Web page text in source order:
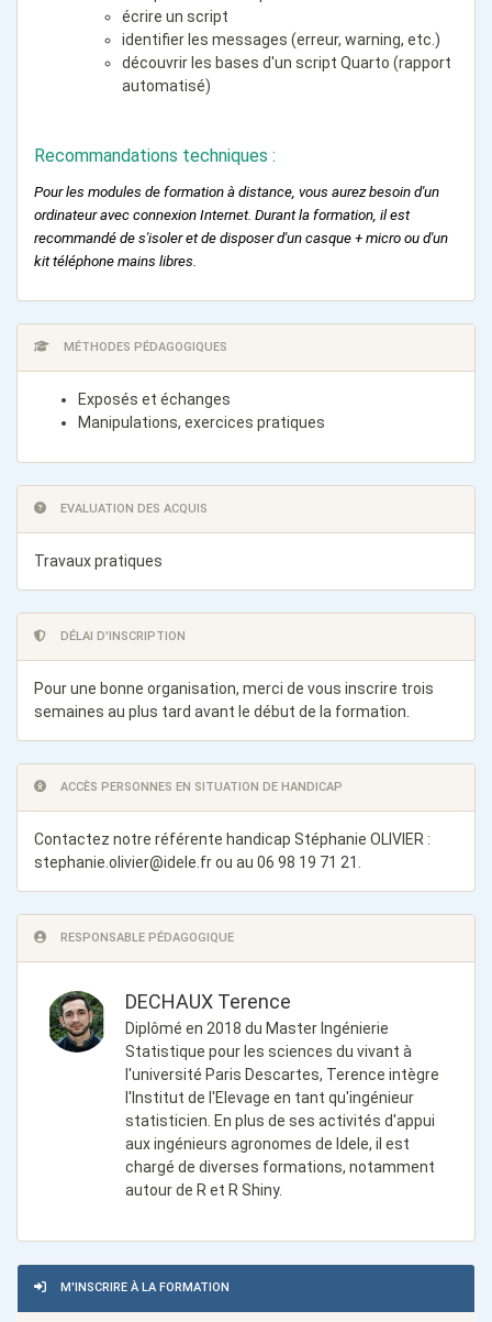
écrire un script
identifier les messages (erreur, warning, etc.)
découvrir les bases d'un script Quarto (rapport
automatisé)
Recommandations techniques :
Pour les modules de formation à distance, vous aurez besoin d'un
ordinateur avec connexion Internet. Durant la formation, il est
recommandé de s'isoler et de disposer d'un casque + micro ou d'un
kit téléphone mains libres.
MÉTHODES PÉDAGOGIQUES
Exposés et échanges
Manipulations, exercices pratiques
EVALUATION DES ACQUIS
Travaux pratiques
DÉLAI D'INSCRIPTION
Pour une bonne organisation, merci de vous inscrire trois
semaines au plus tard avant le début de la formation.
ACCÈS PERSONNES EN SITUATION DE HANDICAP
Contactez notre référente handicap Stéphanie OLIVIER :
stephanie.olivier@idele.frou au 06 98 19 71 21.
RESPONSABLE PÉDAGOGIQUE
DECHAUX Terence
Diplômé en 2018 du Master Ingénierie
Statistique pour les sciences du vivant à
l'université Paris Descartes, Terence intègre
l'Institut de l'Elevage en tant qu'ingénieur
statisticien. En plus de ses activités d'appui
aux ingénieurs agronomes de Idele, il est
chargé de diverses formations, notamment
autour de R et R Shiny.
M'INSCRIRE À LA FORMATION